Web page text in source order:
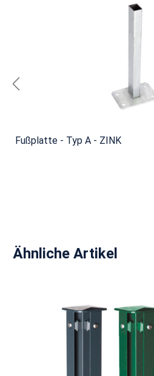
Fußplatte - Typ A - ZINK
Produktgalerie überspringen
Ähnliche Artikel